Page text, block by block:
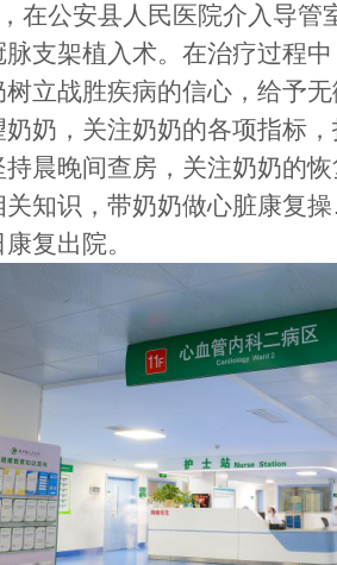
在公安县人民医院介入导
支架植入术。在治疗过程
立战胜疾病的信心，给予
奶，关注奶奶的各项指标
晨晚间查房，关注奶奶的
知识，带奶奶做心脏康复操
复出院。